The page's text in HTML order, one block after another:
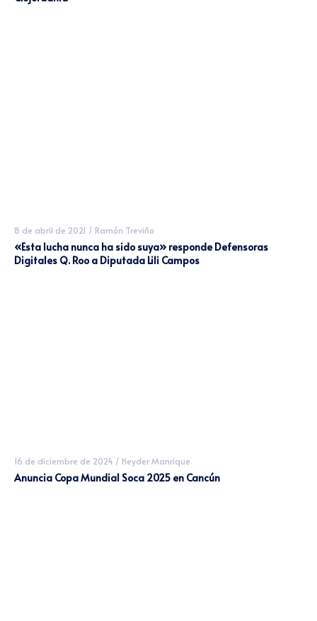
8 de abril de 2021 / Ramón Treviño
«Esta lucha nunca ha sido suya» responde Defensoras
Digitales Q. Roo a Diputada Lili Campos
16 de diciembre de 2024 / Heyder Manrique
Anuncia Copa Mundial Soca 2025 en Cancún